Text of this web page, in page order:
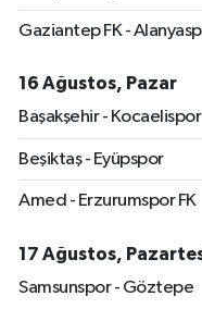
Gaziantep FK -
16 Ağustos, Pazar
Başakşehir - Kocaelispor
Beşiktaş - Eyüpspor
Amed - Erzurumspor FK
17 Ağustos,
Samsunspor - Göztepe